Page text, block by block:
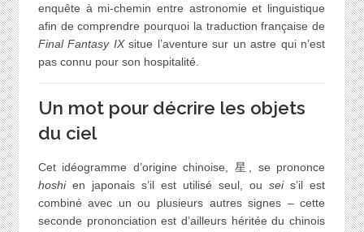
enquête à mi-chemin entre astronomie et linguistique
afin de comprendre pourquoi la traduction française de
Final Fantasy IXsitue l’aventure sur un astre qui n’est
pas connu pour son hospitalité.
Un mot pour décrire les objets
du ciel
Cet idéogramme d’origine chinoise, 星, se prononce
hoshien japonais s’il est utilisé seul, ouseis’il est
combiné avec un ou plusieurs autres signes – cette
seconde prononciation est d’ailleurs héritée du chinois